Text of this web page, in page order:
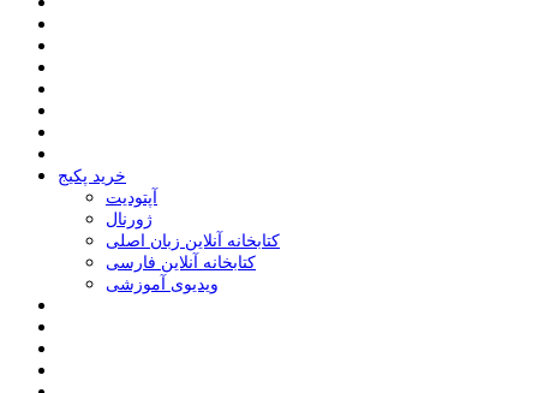
خرید پکیج
ﺁﭘﺘﻮﺩﯾﺖ
ﮊﻭﺭﻧﺎﻝ
کتابخانه آنلاین زبان اصلی
کتابخانه آنلاین فارسی
ویدیوی آموزشی